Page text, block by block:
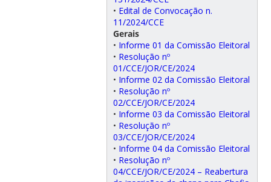
• Edital de Convocação n.
11/2024/CCE
Gerais
• Informe 01 da Comissão Eleitoral
• Resolução nº
01/CCE/JOR/CE/2024
• Informe 02 da Comissão Eleitoral
• Resolução nº
02/CCE/JOR/CE/2024
• Informe 03 da Comissão Eleitoral
• Resolução nº
03/CCE/JOR/CE/2024
• Informe 04 da Comissão Eleitoral
• Resolução nº
04/CCE/JOR/CE/2024 – Reabertura